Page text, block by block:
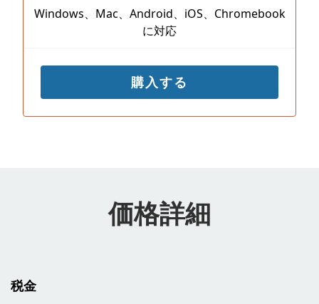
Windows、Mac、Android、iOS、Chromebook
に対応
購入する
価格詳細
税金